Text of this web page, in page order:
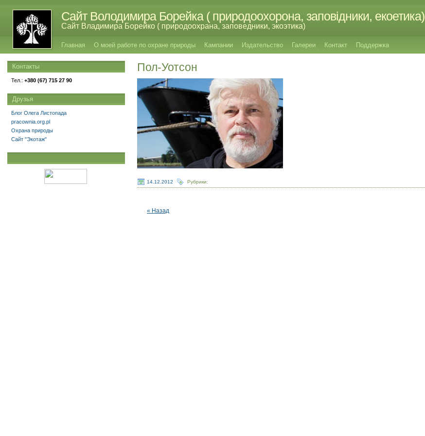
Сайт Володимира Борейка ( природоохорона, заповідники, екоетика)
Сайт Владимира Борейко ( природоохрана, заповедники, экоэтика)
Главная О моей работе по охране природы Кампании Издательство Галереи Контакт Поддержка
Пол-Уотсон
14.12.2012 Рубрики:
« Назад
Контакты
Тел.: +380 (67) 715 27 90
Друзья
Блог Олега Листопада
pracownia.org.pl
Охрана природы
Сайт "Экотаж"